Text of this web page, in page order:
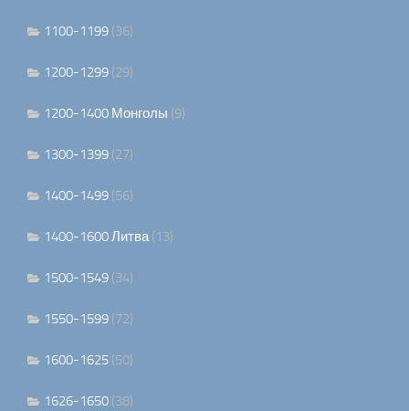
1100-1199 (36)
1200-1299 (29)
1200-1400 Монголы (9)
1300-1399 (27)
1400-1499 (56)
1400-1600 Литва(13)
1500-1549 (34)
1550-1599 (72)
1600-1625 (50)
1626-1650 (38)